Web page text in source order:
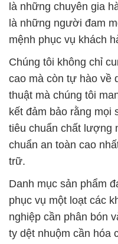
là những chuyên gia
là những người đam
mệnh phục vụ khách
Chúng tôi không chỉ
cao mà còn tự hào về
thuật mà chúng tôi
kết đảm bảo rằng mọi
tiêu chuẩn chất lượng
chuẩn an toàn cao
trữ.
Danh mục sản phẩm
phục vụ một loạt các
nghiệp cần phân bón
ty dệt nhuộm cần hóa